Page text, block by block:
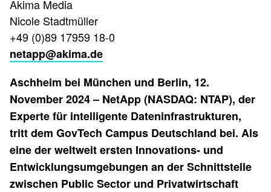
Akima Media
Nicole Stadtmüller
+49 (0)89 17959 18-0
netapp@akima.de
Aschheim bei München und Berlin, 12.
November 2024 – NetApp (NASDAQ: NTAP), der
Experte für intelligente Dateninfrastrukturen,
tritt dem GovTech Campus Deutschland bei. Als
eine der weltweit ersten Innovations- und
Entwicklungsumgebungen an der Schnittstelle
zwischen Public Sector und Privatwirtschaft